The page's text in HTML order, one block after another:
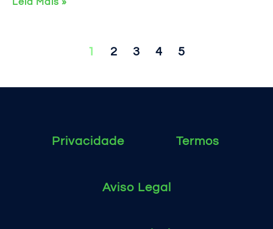
1 2 3 4 5
Privacidade Termos
Aviso Legal